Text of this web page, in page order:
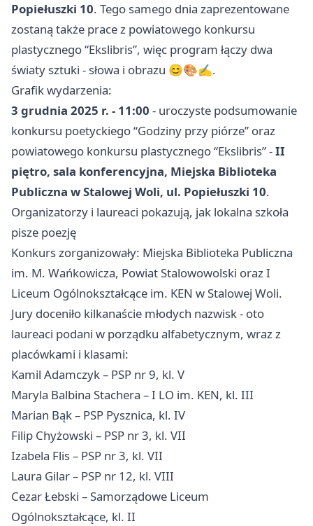
Popiełuszki 10. Tego samego dnia zaprezentowane
zostaną także prace z powiatowego konkursu
plastycznego “Ekslibris”, więc program łączy dwa
światy sztuki - słowa i obrazu 😊🎨✍️.
Grafik wydarzenia:
3 grudnia 2025 r. - 11:00 - uroczyste podsumowanie
konkursu poetyckiego “Godziny przy piórze” oraz
powiatowego konkursu plastycznego “Ekslibris” -II
piętro, sala konferencyjna, Miejska Biblioteka
Publiczna w Stalowej Woli, ul. Popiełuszki 10.
Organizatorzy i laureaci pokazują, jak lokalna szkoła
pisze poezję
Konkurs zorganizowały: Miejska Biblioteka Publiczna
im. M. Wańkowicza, Powiat Stalowowolski oraz I
Liceum Ogólnokształcące im. KEN w Stalowej Woli.
Jury doceniło kilkanaście młodych nazwisk - oto
laureaci podani w porządku alfabetycznym, wraz z
placówkami i klasami:
Kamil Adamczyk – PSP nr 9, kl. V
Maryla Balbina Stachera – I LO im. KEN, kl. III
Marian Bąk – PSP Pysznica, kl. IV
Filip Chyżowski – PSP nr 3, kl. VII
Izabela Flis – PSP nr 3, kl. VII
Laura Gilar – PSP nr 12, kl. VIII
Cezar Łebski – Samorządowe Liceum
Ogólnokształcące, kl. II